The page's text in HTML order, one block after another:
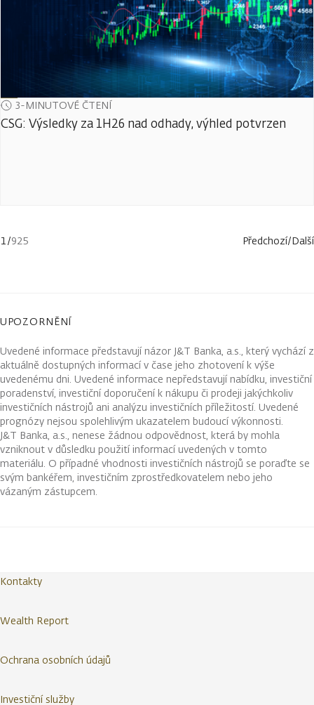
3-MINUTOVÉ ČTENÍ
CSG: Výsledky za 1H26 nad odhady, výhled potvrzen
1/925 Předchozí/Další
UPOZORNĚNÍ
Uvedené informace představují názor J&T Banka, a.s., který vychází z
aktuálně dostupných informací v čase jeho zhotovení k výše
uvedenému dni. Uvedené informace nepředstavují nabídku, investiční
poradenství, investiční doporučení k nákupu či prodeji jakýchkoliv
investičních nástrojů ani analýzu investičních příležitostí. Uvedené
prognózy nejsou spolehlivým ukazatelem budoucí výkonnosti.
J&T Banka, a.s., nenese žádnou odpovědnost, která by mohla
vzniknout v důsledku použití informací uvedených v tomto
materiálu. O případné vhodnosti investičních nástrojů se poraďte se
svým bankéřem, investičním zprostředkovatelem nebo jeho
vázaným zástupcem.
Kontakty
Wealth Report
Ochrana osobních údajů
Investiční služby